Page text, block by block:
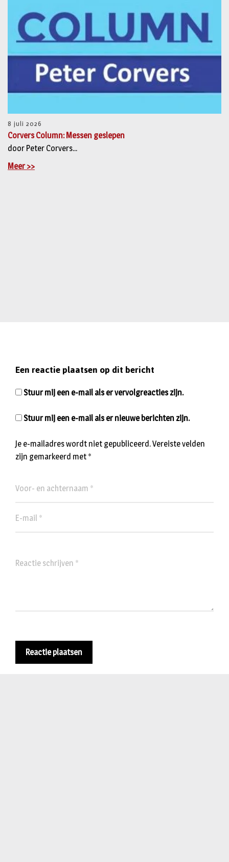
8 juli 2026
Corvers Column: Messen geslepen
door Peter Corvers...
Meer >>
Een reactie plaatsen op dit bericht
Je e-mailadres wordt niet gepubliceerd.Vereiste velden
zijn gemarkeerd met *
Stuur mij een e-mail als er vervolgreacties zijn.
Stuur mij een e-mail als er nieuwe berichten zijn.